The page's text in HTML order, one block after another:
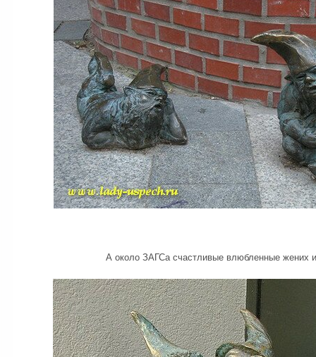
А около ЗАГСа счастливые влюбленные жених